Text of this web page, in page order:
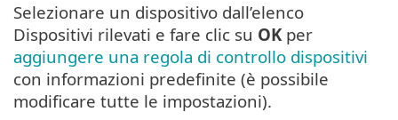
Selezionare un dispositivo dall’elenco
Dispositivi rilevati e fare clic su OKper
aggiungere una regola di controllo dispositivi
con informazioni predefinite (è possibile
modificare tutte le impostazioni).